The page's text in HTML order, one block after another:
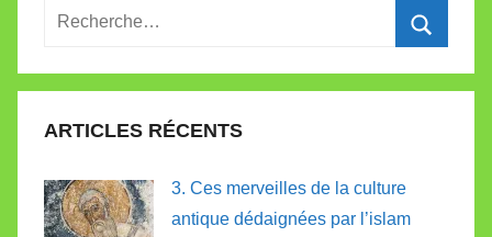
Recherche
:
ARTICLES RÉCENTS
3. Ces merveilles de la culture
antique dédaignées par l’islam